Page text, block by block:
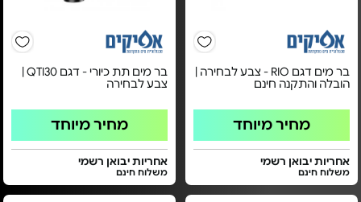
בר מים דגם RIO - צבע לבחירה |
הובלה והתקנה חינם
מחיר מיוחד
אחריות יבואן רשמי
משלוח חינם
בר מים תת כיורי - דגם QTI30 |
צבע לבחירה
מחיר מיוחד
אחריות יבואן רשמי
משלוח חינם